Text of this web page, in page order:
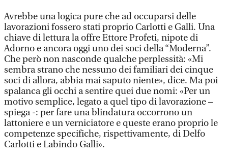
Avrebbe una logica pure che ad occuparsi delle
lavorazioni fossero stati proprio Carlotti e Galli. Una
chiave di lettura la offre Ettore Profeti, nipote di
Adorno e ancora oggi uno dei soci della “Moderna”.
Che però non nasconde qualche perplessità: «Mi
sembra strano che nessuno dei familiari dei cinque
soci di allora, abbia mai saputo niente», dice. Ma poi
spalanca gli occhi a sentire quei due nomi: «Per un
motivo semplice, legato a quel tipo di lavorazione –
spiega -: per fare una blindatura occorrono un
lattoniere e un verniciatore e queste erano proprio le
competenze specifiche, rispettivamente, di Delfo
Carlotti e Labindo Galli».